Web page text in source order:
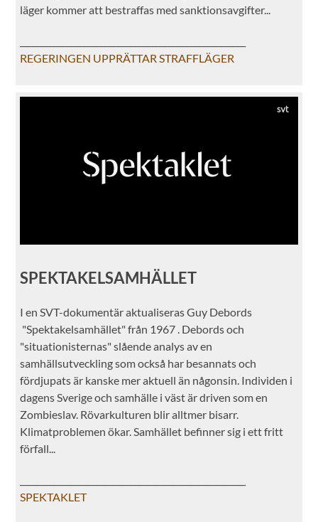
läger kommer att bestraffas med sanktionsavgifter...
REGERINGEN UPPRÄTTAR STRAFFLÄGER
SPEKTAKELSAMHÄLLET
I en SVT-dokumentär aktualiseras Guy Debords
"Spektakelsamhället" från 1967 . Debords och
"situationisternas" slående analys av en
samhällsutveckling som också har besannats och
fördjupats är kanske mer aktuell än någonsin. Individen i
dagens Sverige och samhälle i väst är driven som en
Zombieslav. Rövarkulturen blir alltmer bisarr.
Klimatproblemen ökar. Samhället befinner sig i ett fritt
förfall...
SPEKTAKLET